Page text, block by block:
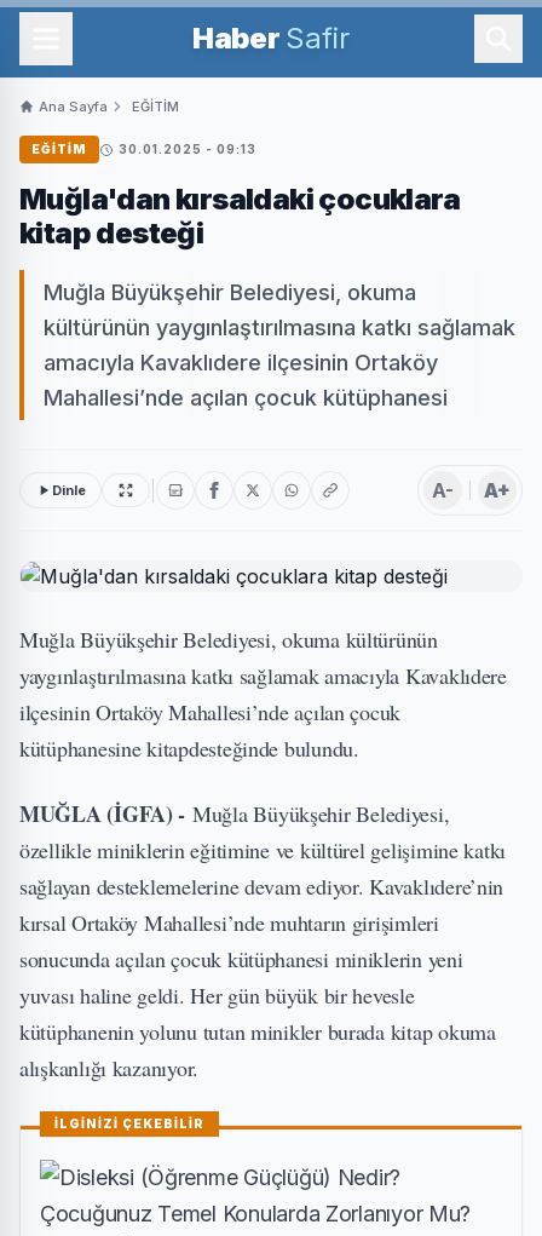
Haber Safir
Ana Sayfa EĞİTİM
EĞİTİM 30.01.2025 - 09:13
Muğla'dan kırsaldaki çocuklara
kitap desteği
Muğla Büyükşehir Belediyesi, okuma
kültürünün yaygınlaştırılmasına katkı sağlamak
amacıyla Kavaklıdere ilçesinin Ortaköy
Mahallesi’nde açılan çocuk kütüphanesi
Dinle A- A+
Muğla Büyükşehir Belediyesi, okuma kültürünün
yaygınlaştırılmasına katkı sağlamak amacıyla Kavaklıdere
ilçesinin Ortaköy Mahallesi’nde açılan çocuk
kütüphanesine kitapdesteğinde bulundu.
MUĞLA (İGFA) - Muğla Büyükşehir Belediyesi,
özellikle miniklerin eğitimine ve kültürel gelişimine katkı
sağlayan desteklemelerine devam ediyor. Kavaklıdere’nin
kırsal Ortaköy Mahallesi’nde muhtarın girişimleri
sonucunda açılan çocuk kütüphanesi miniklerin yeni
yuvası haline geldi. Her gün büyük bir hevesle
kütüphanenin yolunu tutan minikler burada kitap okuma
alışkanlığı kazanıyor.
İLGİNİZİ ÇEKEBİLİR